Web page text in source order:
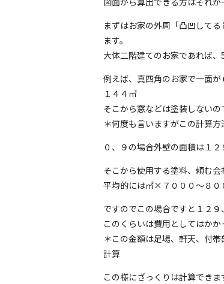
まずはお家の外周「凸凹して
ます。
大体二階建てのお家であれば
例えば、真四角のお家で一面
１４４㎡
そこから窓などは塗装しない
＊何度も言いますがこの計算
０、９の場合外壁の面積は１２
そこから使用する塗料、頼む会
平均的には㎡×７０００〜８０
ですのでこの場合ですと１２
このくらいは費用としてはかか
＊この金額は足場、軒天、付
計算
この様にざっくりは計算でき